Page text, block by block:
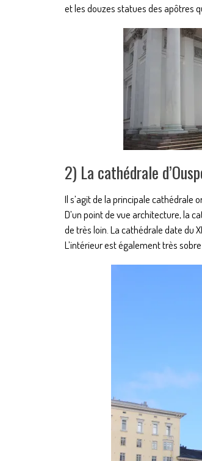
et les douzes statues des apôtres
2) La cathédrale
Il s’agit de la principale cathédrale
D’un point de vue architecture, la
de très loin. La cathédrale date du
L’intérieur est également très